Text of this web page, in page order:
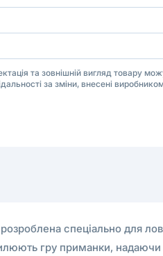
та зовнішній вигляд товару
за зміни, внесені
спеціально для
гру приманки,